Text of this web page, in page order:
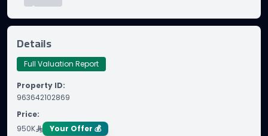
Details
Full Valuation Report
Property ID:
963642102869
Price:
950K
Your Offer 💰